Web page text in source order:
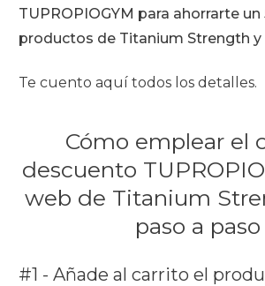
TUPROPIOGYM para ahorrarte
productos de Titanium Strength y
Te cuento aquí todos los detalles.
Cómo emplear el
descuento
web de Titanium
paso a paso
#1 - Añade al carrito el